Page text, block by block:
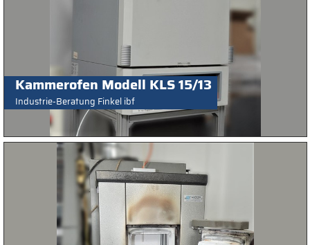
Kammerofen Modell KLS 15/13
Industrie-Beratung Finkel ibf